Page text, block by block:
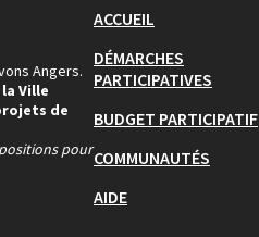
Angers.
Ville
de
pour
ACCUEIL
DÉMARCHES
PARTICIPATIVES
BUDGET PARTICIPATIF
COMMUNAUTÉS
AIDE